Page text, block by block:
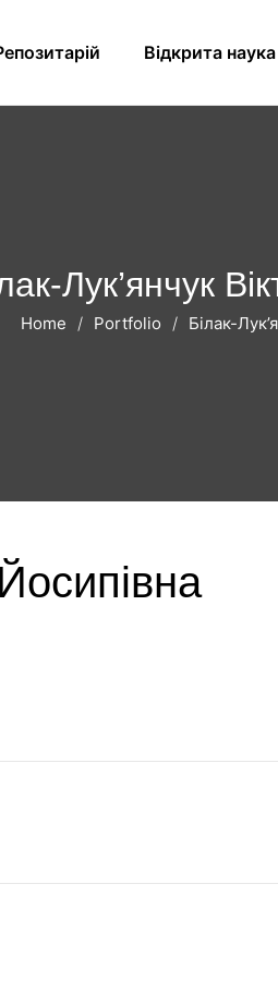
Відкрита наука
Лук’янчук
Home Portfolio Білак-